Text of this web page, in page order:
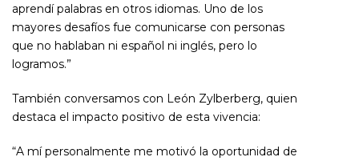
aprendí palabras en otros idiomas. Uno de los
mayores desafíos fue comunicarse con personas
que no hablaban ni español ni inglés, pero lo
logramos.”
También conversamos con León Zylberberg, quien
destaca el impacto positivo de esta vivencia:
“A mí personalmente me motivó la oportunidad de